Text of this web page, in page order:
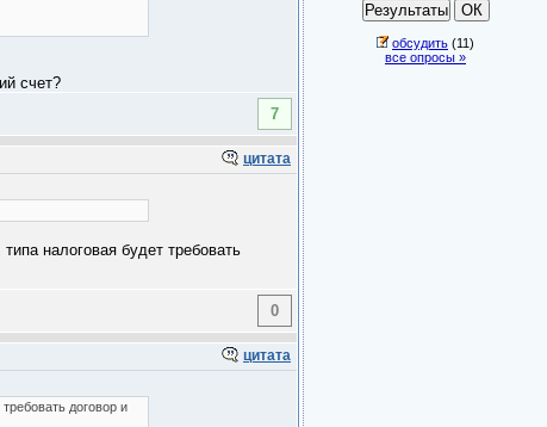
счет?
7
цитата
налоговая будет требовать
0
цитата
договор и
обсудить (11)
все опросы »